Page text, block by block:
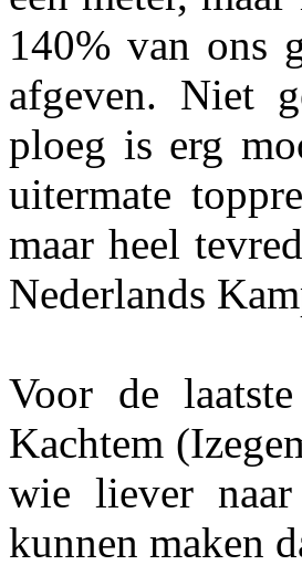
140% van ons
afgeven. Niet
ploeg is erg
uitermate
maar heel
Nederlands
Voor de
Kachtem
wie liever
kunnen maken